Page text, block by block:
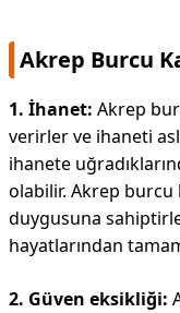
Akrep Burcu
1. İhanet: Akrep
verirler ve ihaneti
ihanete
olabilir. Akrep burcu
duygusuna
hayatlarından
2. Güven eksikliği: